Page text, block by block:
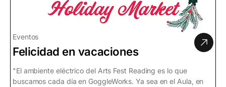
Eventos
Felicidad en vacaciones
"El ambiente eléctrico del Arts Fest Reading es lo que
buscamos cada día en GoggleWorks. Ya sea en el Aula, en